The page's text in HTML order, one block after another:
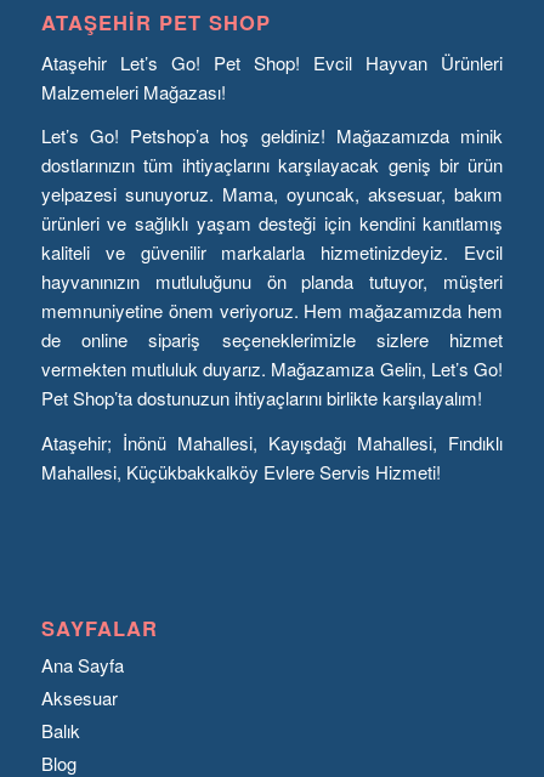
ATAŞEHIR PET SHOP
Ataşehir Let’s Go! Pet Shop! Evcil Hayvan Ürünleri
Malzemeleri Mağazası!
Let’s Go! Petshop’a hoş geldiniz! Mağazamızda minik
dostlarınızın tüm ihtiyaçlarını karşılayacak geniş bir ürün
yelpazesi sunuyoruz. Mama, oyuncak, aksesuar, bakım
ürünleri ve sağlıklı yaşam desteği için kendini kanıtlamış
kaliteli ve güvenilir markalarla hizmetinizdeyiz. Evcil
hayvanınızın mutluluğunu ön planda tutuyor, müşteri
memnuniyetine önem veriyoruz. Hem mağazamızda hem
de online sipariş seçeneklerimizle sizlere hizmet
vermekten mutluluk duyarız. Mağazamıza Gelin, Let’s Go!
Pet Shop’ta dostunuzun ihtiyaçlarını birlikte karşılayalım!
Ataşehir; İnönü Mahallesi, Kayışdağı Mahallesi, Fındıklı
Mahallesi, Küçükbakkalköy Evlere Servis Hizmeti!
SAYFALAR
Ana Sayfa
Aksesuar
Balık
Blog